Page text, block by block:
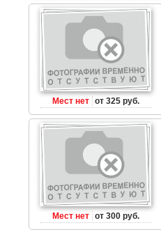
Мест нет от 325 руб.
Мест нет от 300 руб.